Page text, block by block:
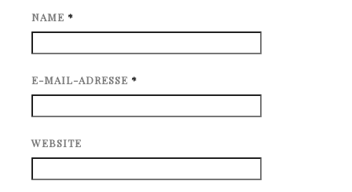
NAME *
E-MAIL-ADRESSE *
WEBSITE